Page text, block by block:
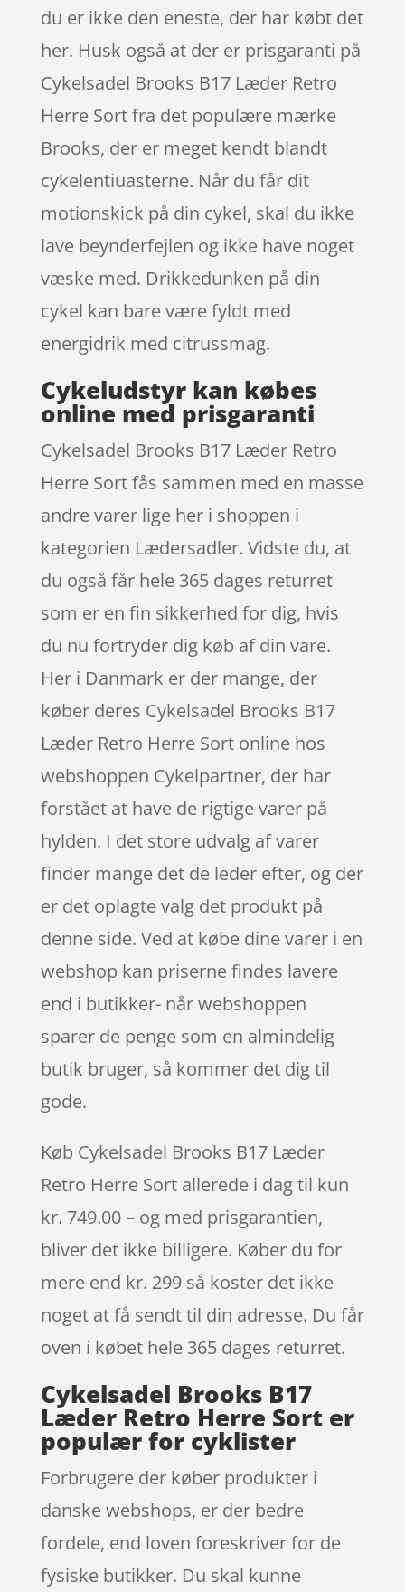
du er ikke den eneste, der har købt det
her. Husk også at der er prisgaranti på
Cykelsadel Brooks B17 Læder Retro
Herre Sort fra det populære mærke
Brooks, der er meget kendt blandt
cykelentiuasterne. Når du får dit
motionskick på din cykel, skal du ikke
lave beynderfejlen og ikke have noget
væske med. Drikkedunken på din
cykel kan bare være fyldt med
energidrik med citrussmag.
Cykeludstyr kan købes
online med prisgaranti
Cykelsadel Brooks B17 Læder Retro
Herre Sort fås sammen med en masse
andre varer lige her i shoppen i
kategorien Lædersadler. Vidste du, at
du også får hele 365 dages returret
som er en fin sikkerhed for dig, hvis
du nu fortryder dig køb af din vare.
Her i Danmark er der mange, der
køber deres Cykelsadel Brooks B17
Læder Retro Herre Sort online hos
webshoppen Cykelpartner, der har
forstået at have de rigtige varer på
hylden. I det store udvalg af varer
finder mange det de leder efter, og der
er det oplagte valg det produkt på
denne side. Ved at købe dine varer i en
webshop kan priserne findes lavere
end i butikker- når webshoppen
sparer de penge som en almindelig
butik bruger, så kommer det dig til
gode.
Køb Cykelsadel Brooks B17 Læder
Retro Herre Sort allerede i dag til kun
kr. 749.00 – og med prisgarantien,
bliver det ikke billigere. Køber du for
mere end kr. 299 så koster det ikke
noget at få sendt til din adresse. Du får
oven i købet hele 365 dages returret.
Cykelsadel Brooks B17
Læder Retro Herre Sort er
populær for cyklister
Forbrugere der køber produkter i
danske webshops, er der bedre
fordele, end loven foreskriver for de
fysiske butikker. Du skal kunne